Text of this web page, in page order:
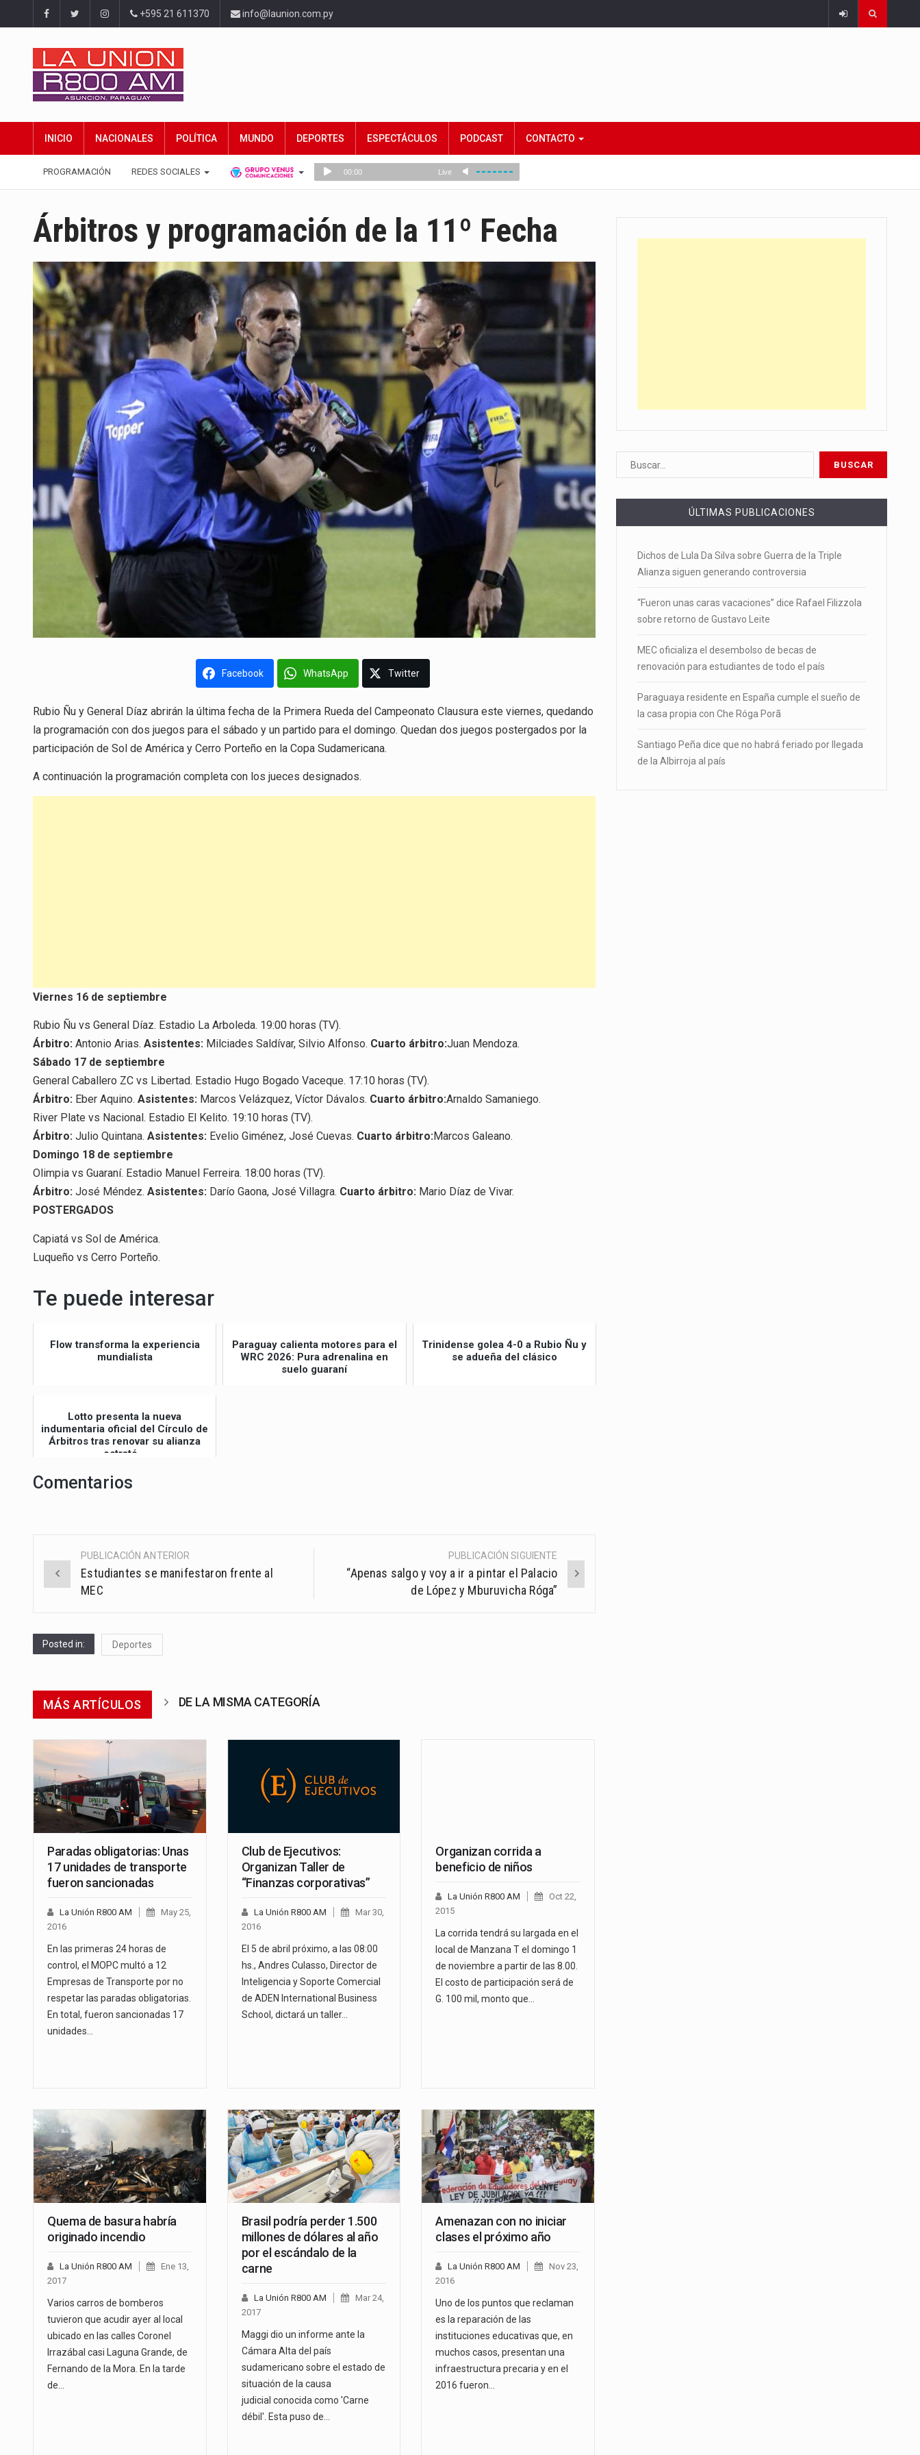
+595 21 611370 info@launion.com.py
INICIO NACIONALES POLÍTICA MUNDO DEPORTES ESPECTÁCULOS PODCAST CONTACTO
PROGRAMACIÓN REDES SOCIALES
Árbitros y programación de la 11º Fecha
Facebook WhatsApp Twitter
Rubio Ñu y General Díaz abrirán la última fecha de la Primera Rueda del Campeonato Clausura este viernes, quedando
la programación con dos juegos para el sábado y un partido para el domingo. Quedan dos juegos postergados por la
participación de Sol de América y Cerro Porteño en la Copa Sudamericana.
A continuación la programación completa con los jueces designados.
Viernes 16 de septiembre
Rubio Ñu vs General Díaz. Estadio La Arboleda. 19:00 horas (TV).
Árbitro: Antonio Arias. Asistentes: Milciades Saldívar, Silvio Alfonso. Cuarto árbitro:Juan Mendoza.
Sábado 17 de septiembre
General Caballero ZC vs Libertad. Estadio Hugo Bogado Vaceque. 17:10 horas (TV).
Árbitro: Eber Aquino. Asistentes: Marcos Velázquez, Víctor Dávalos. Cuarto árbitro:Arnaldo Samaniego.
River Plate vs Nacional. Estadio El Kelito. 19:10 horas (TV).
Árbitro: Julio Quintana. Asistentes: Evelio Giménez, José Cuevas. Cuarto árbitro:Marcos Galeano.
Domingo 18 de septiembre
Olimpia vs Guaraní. Estadio Manuel Ferreira. 18:00 horas (TV).
Árbitro: José Méndez. Asistentes: Darío Gaona, José Villagra. Cuarto árbitro: Mario Díaz de Vivar.
POSTERGADOS
Capiatá vs Sol de América.
Luqueño vs Cerro Porteño.
Te puede interesar
Flow transforma la experiencia
mundialista
Paraguay calienta motores para el
WRC 2026: Pura adrenalina en
suelo guaraní
Trinidense golea 4-0 a Rubio Ñu y
se adueña del clásico
Lotto presenta la nueva
indumentaria oficial del Círculo de
Árbitros tras renovar su alianza
estraté...
Comentarios
Post
navigation
PUBLICACIÓN ANTERIOR
Estudiantes se manifestaron frente al
MEC
PUBLICACIÓN SIGUIENTE
“Apenas salgo y voy a ir a pintar el Palacio
de López y Mburuvicha Róga”
Posted in: Deportes
MÁS ARTÍCULOS DE LA MISMA CATEGORÍA
Paradas obligatorias: Unas
17 unidades de transporte
fueron sancionadas
La Unión R800 AM
May 25,
2016
En las primeras 24 horas de
control, el MOPC multó a 12
Empresas de Transporte por no
respetar las paradas obligatorias.
En total, fueron sancionadas 17
unidades…
Club de Ejecutivos:
Organizan Taller de
“Finanzas corporativas”
La Unión R800 AM
Mar 30,
2016
El 5 de abril próximo, a las 08:00
hs., Andres Culasso, Director de
Inteligencia y Soporte Comercial
de ADEN International Business
School, dictará un taller…
Organizan corrida a
beneficio de niños
La Unión R800 AM
Oct 22,
2015
La corrida tendrá su largada en el
local de Manzana T el domingo 1
de noviembre a partir de las 8.00.
El costo de participación será de
G. 100 mil, monto que…
Quema de basura habría
originado incendio
La Unión R800 AM
Ene 13,
2017
Varios carros de bomberos
tuvieron que acudir ayer al local
ubicado en las calles Coronel
Irrazábal casi Laguna Grande, de
Fernando de la Mora. En la tarde
de…
Brasil podría perder 1.500
millones de dólares al año
por el escándalo de la
carne
La Unión R800 AM
Mar 24,
2017
Maggi dio un informe ante la
Cámara Alta del país
sudamericano sobre el estado de
situación de la causa
judicial conocida como 'Carne
débil'. Esta puso de…
Amenazan con no iniciar
clases el próximo año
La Unión R800 AM
Nov 23,
2016
Uno de los puntos que reclaman
es la reparación de las
instituciones educativas que, en
muchos casos, presentan una
infraestructura precaria y en el
2016 fueron…
ÚLTIMAS PUBLICACIONES
Dichos de Lula Da Silva sobre Guerra de la Triple
Alianza siguen generando controversia
“Fueron unas caras vacaciones” dice Rafael Filizzola
sobre retorno de Gustavo Leite
MEC oficializa el desembolso de becas de
renovación para estudiantes de todo el país
Paraguaya residente en España cumple el sueño de
la casa propia con Che Róga Porã
Santiago Peña dice que no habrá feriado por llegada
de la Albirroja al país